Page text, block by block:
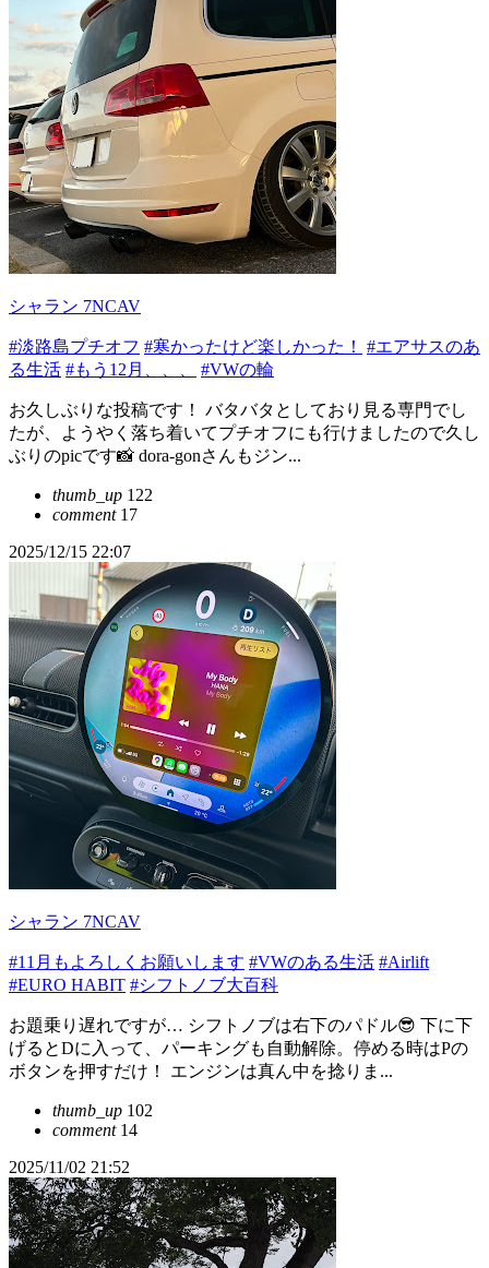
シャラン 7NCAV
#淡路島プチオフ #寒かったけど楽しかった！
#エアサスのあ
る生活 #もう12月、、、 #VWの輪
お久しぶりな投稿です！ バタバタとしており見る専門でし
たが、ようやく落ち着いてプチオフにも行けましたので久し
ぶりのpicです📸 dora-gonさんもジン...
thumb_up 122
comment17
2025/12/15 22:07
シャラン 7NCAV
#11月もよろしくお願いします #VWのある生活 #Airlift
#EURO HABIT #シフトノブ大百科
お題乗り遅れですが… シフトノブは右下のパドル😎 下に下
げるとDに入って、パーキングも自動解除。停める時はPの
ボタンを押すだけ！ エンジンは真ん中を捻りま...
thumb_up 102
comment14
2025/11/02 21:52